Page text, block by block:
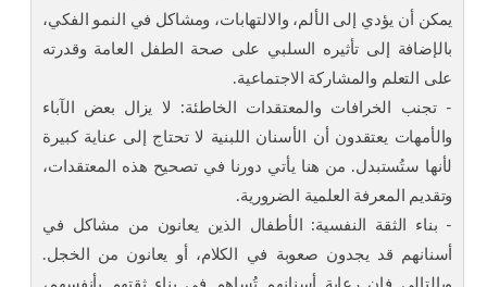
يمكن أن يؤدي إلى الألم، والالتهابات، ومشاكل في النمو الفكي،
بالإضافة إلى تأثيره السلبي على صحة الطفل العامة وقدرته
على التعلم والمشاركة الاجتماعية.
- تجنب الخرافات والمعتقدات الخاطئة: لا يزال بعض الآباء
والأمهات يعتقدون أن الأسنان اللبنية لا تحتاج إلى عناية كبيرة
لأنها ستُستبدل. من هنا يأتي دورنا في تصحيح هذه المعتقدات،
وتقديم المعرفة العلمية الضرورية.
- بناء الثقة النفسية: الأطفال الذين يعانون من مشاكل في
أسنانهم قد يجدون صعوبة في الكلام، أو يعانون من الخجل.